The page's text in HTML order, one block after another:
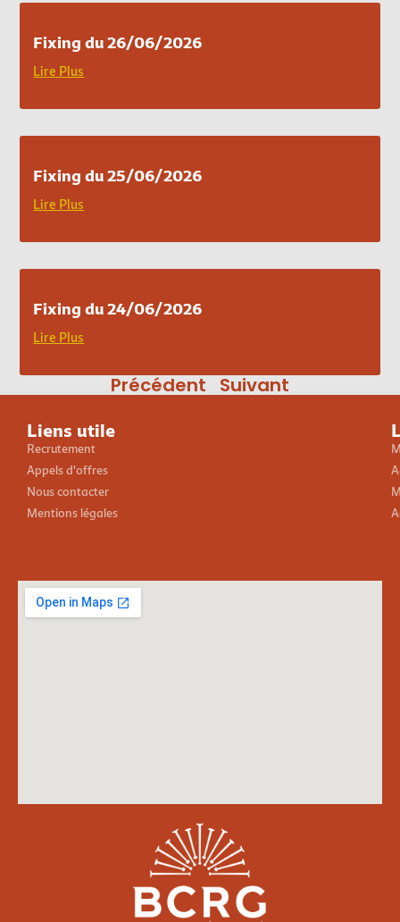
Fixing du 26/06/2026
Lire Plus
Fixing du 25/06/2026
Lire Plus
Fixing du 24/06/2026
Lire Plus
Précédent Suivant
Liens utile
Recrutement
Appels d'offres
Nous contacter
Mentions légales